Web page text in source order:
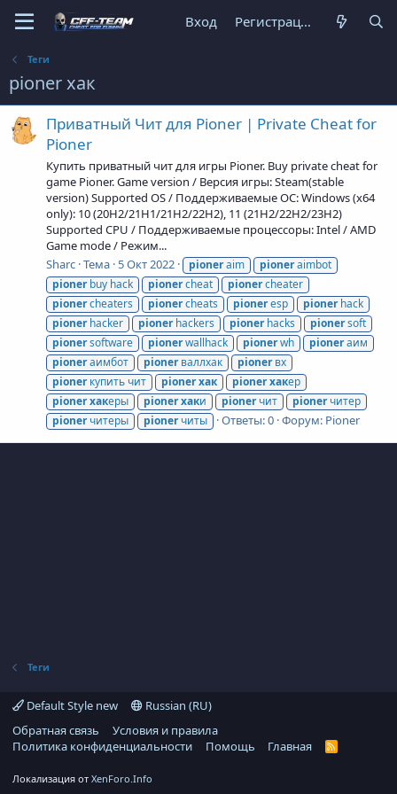
Вход Регистрация
Теги
pioner хак
Приватный Чит для Pioner | Private Cheat for
Pioner
Купить приватный чит для игры Pioner. Buy private cheat for
game Pioner. Game version / Версия игры: Steam(stable
version) Supported OS / Поддерживаемые ОС: Windows (x64
only): 10 (20H2/21H1/21H2/22H2), 11 (21H2/22H2/23H2)
Supported CPU / Поддерживаемые процессоры: Intel / AMD
Game mode / Режим...
Sharc Тема 5 Окт 2022 pioneraim pioneraimbot
pionerbuy hack pionercheat pionercheater
pionercheaters pionercheats pioneresp pionerhack
pionerhacker pionerhackers pionerhacks pionersoft
pionersoftware pionerwallhack pionerwh pionerаим
pionerаимбот pionerваллхак pionerвх
pionerкупить чит pionerхак pionerхакер
pionerхакеры pionerхаки pionerчит pionerчитер
pionerчитеры pionerчиты Ответы: 0 Форум: Pioner
Теги
Default Style new
Russian (RU)
Обратная связь
Условия и правила
Политика конфиденциальности
Помощь Главная
R
Локализация от XenForo.Info